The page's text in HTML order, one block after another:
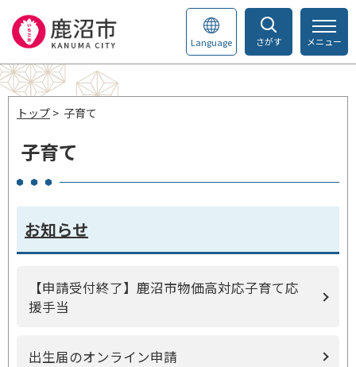
さがす
Language メニュー
トップ > 子育て
子育て
お知らせ
【申請受付終了】鹿沼市物価高対応子育て応
援手当
出生届のオンライン申請